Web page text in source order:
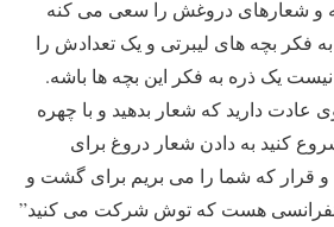
شعارهای دروغش را سعی می کنه
به فکر بچه های لیبرتی و یک تعدادش را
نیست یک ذره به فکر این بچه ها باشه.
عادت دارید که شعار بدهید و با چهره
کنید به دادن شعار دروغ برای
و قرار که شما را می بریم برای گشت و
کنفرانسی هست که توش شرکت می کنید”